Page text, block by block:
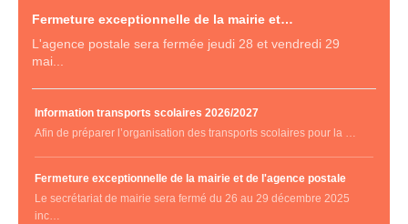
Fermeture exceptionnelle de la mairie et…
L'agence postale sera fermée jeudi 28 et vendredi 29
mai...
Information transports scolaires 2026/2027
Afin de préparer l’organisation des transports scolaires pour la …
Fermeture exceptionnelle de la mairie et de l'agence postale
Le secrétariat de mairie sera fermé du 26 au 29 décembre 2025
inc…